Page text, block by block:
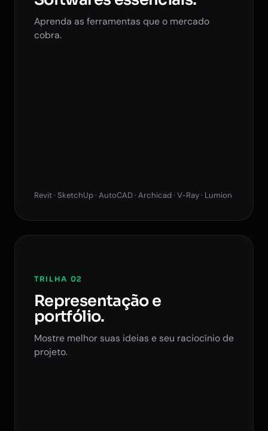
Aprenda as ferramentas que o mercado
cobra.
Revit · SketchUp · AutoCAD · Archicad · V-Ray · Lumion
TRILHA 02
Representação e
portfólio.
Mostre melhor suas ideias e seu raciocínio de
projeto.